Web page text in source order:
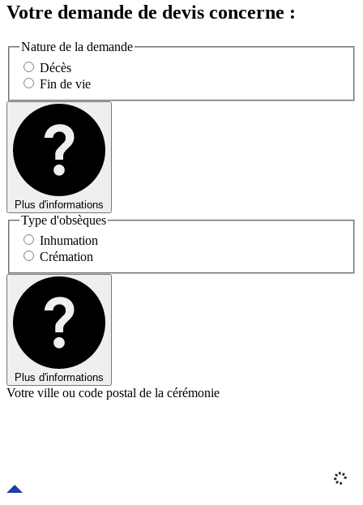
Votre demande de devis concerne :
Nature de la demande
Décès
Fin de vie
Plus d'informations
Type d'obsèques
Inhumation
Crémation
Plus d'informations
Votre ville ou code postal de la cérémonie